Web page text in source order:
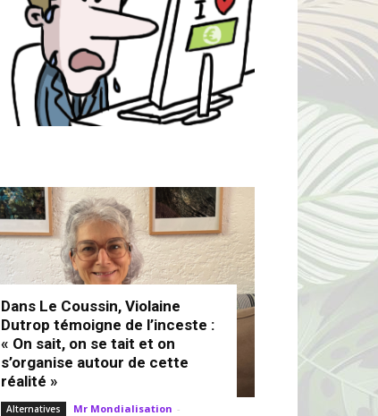
Dans Le Coussin, Violaine
Dutrop témoigne de l’inceste :
« On sait, on se tait et on
s’organise autour de cette
réalité »
Alternatives Mr Mondialisation -